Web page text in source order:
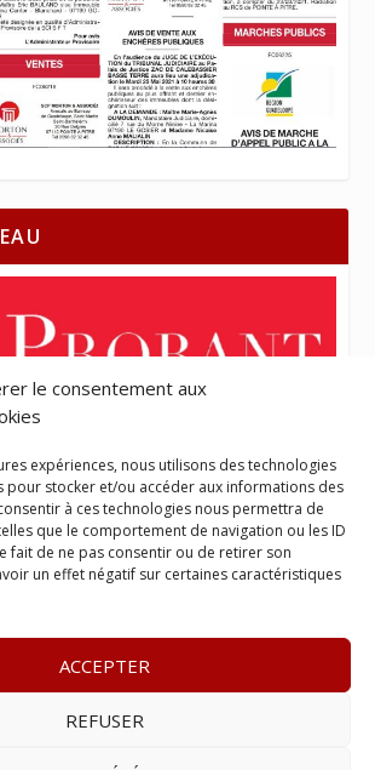
le consentement aux
expériences, nous utilisons des technologies
pour stocker et/ou accéder aux informations des
à ces technologies nous permettra de
que le comportement de navigation ou les ID
fait de ne pas consentir ou de retirer son
un effet négatif sur certaines caractéristiques
ACCEPTER
REFUSER
– www.lapostille.fr –